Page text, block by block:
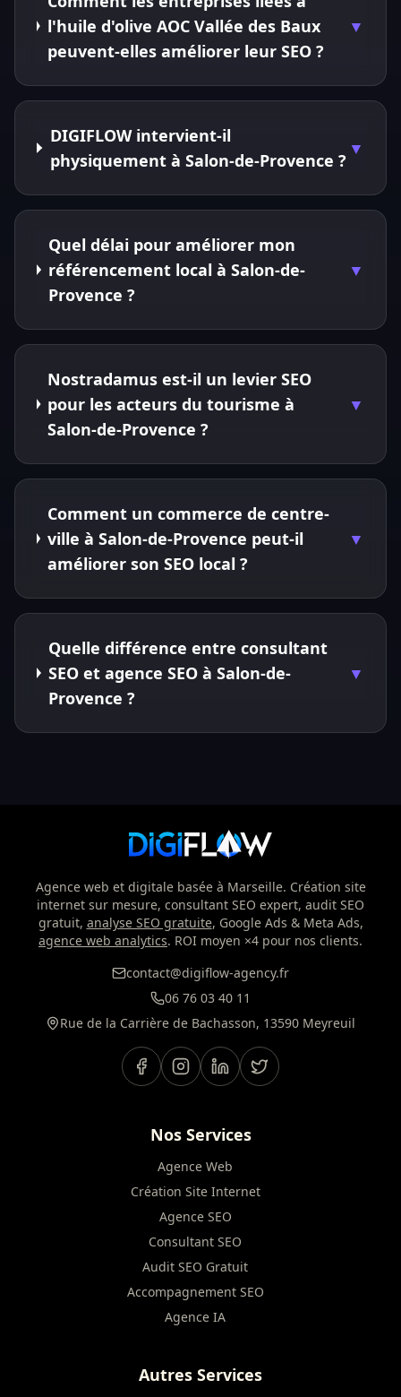
l'huile d'olive AOC Vallée des Baux
peuvent-elles améliorer leur SEO ?
▼
DIGIFLOW intervient-il
physiquement à Salon-de-Provence ?
▼
Quel délai pour améliorer mon
référencement local à Salon-de-
Provence ?
▼
Nostradamus est-il un levier SEO
pour les acteurs du tourisme à
Salon-de-Provence ?
▼
Comment un commerce de centre-
ville à Salon-de-Provence peut-il
améliorer son SEO local ?
▼
Quelle différence entre consultant
SEO et agence SEO à Salon-de-
Provence ?
▼
Agence web et digitale basée à Marseille. Création site
internet sur mesure, consultant SEO expert, audit SEO
gratuit, analyse SEO gratuite, Google Ads & Meta Ads,
agence web analytics. ROI moyen ×4 pour nos clients.
contact@digiflow-agency.fr
06 76 03 40 11
Rue de la Carrière de Bachasson, 13590 Meyreuil
Nos Services
Agence Web
Création Site Internet
Agence SEO
Consultant SEO
Audit SEO Gratuit
Accompagnement SEO
Agence IA
Autres Services